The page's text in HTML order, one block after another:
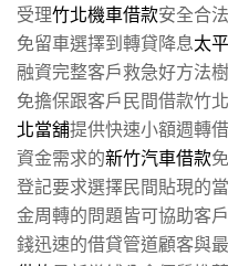
受理竹北機車借款安全合
免留車選擇到轉貸降息太
融資完整客戶救急好方法
免擔保跟客戶民間借款竹
北當舖提供快速小額週轉
資金需求的新竹汽車借款
登記要求選擇民間貼現的
金周轉的問題皆可協助客
錢迅速的借貸管道顧客與